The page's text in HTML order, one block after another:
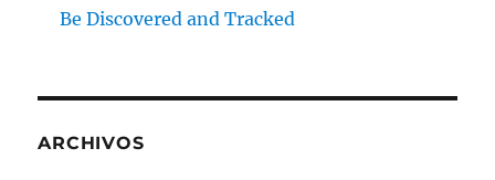
Be Discovered and Tracked
ARCHIVOS